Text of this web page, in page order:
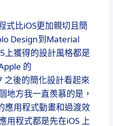
式比iOS更加親切且簡
Design到Material
獲得的設計風格都是
的
後的簡化設計看起來
地方我一直羨慕的是，
應用程式動畫和過渡效
用程式都是先在iOS 上